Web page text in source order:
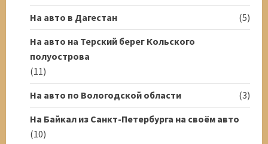
На авто в Дагестан
(5)
На авто на Терский берег Кольского
полуострова
(11)
На авто по Вологодской области
(3)
На Байкал из Санкт-Петербурга на своём авто
(10)